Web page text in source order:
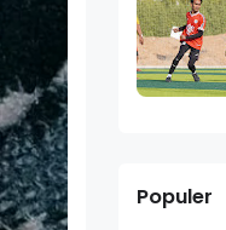
Populer